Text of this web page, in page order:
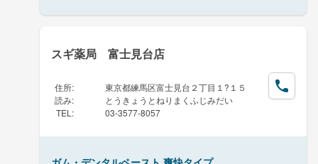
スギ薬局 富士見台店
住所:
東京都練馬区富士見台２丁目１?１５
読み:
とうきょうとねりまくふじみだい
TEL : 03-3577-8057